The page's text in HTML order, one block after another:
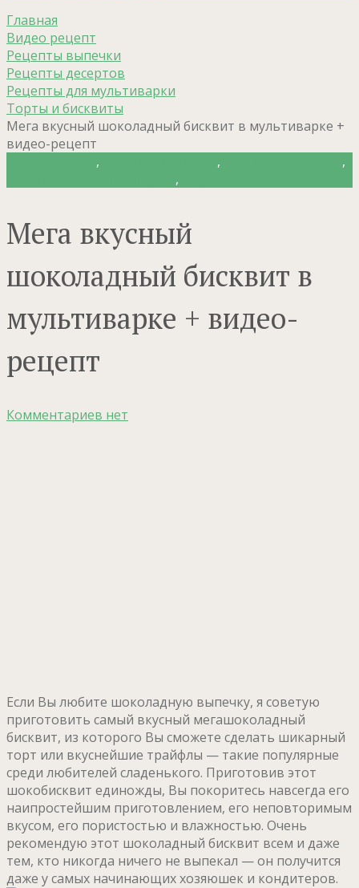
Главная
Видео рецепт
Рецепты выпечки
Рецепты десертов
Рецепты для мультиварки
Торты и бисквиты
Мега вкусный шоколадный бисквит в мультиварке +
видео-рецепт
, ,
,
,
Мега вкусный
шоколадный бисквит в
мультиварке + видео-
рецепт
Комментариев нет
Если Вы любите шоколадную выпечку, я советую
приготовить самый вкусный мегашоколадный
бисквит, из которого Вы сможете сделать шикарный
торт или вкуснейшие трайфлы — такие популярные
среди любителей сладенького. Приготовив этот
шокобисквит единожды, Вы покоритесь навсегда его
наипростейшим приготовлением, его неповторимым
вкусом, его пористостью и влажностью. Очень
рекомендую этот шоколадный бисквит всем и даже
тем, кто никогда ничего не выпекал — он получится
даже у самых начинающих хозяюшек и кондитеров.